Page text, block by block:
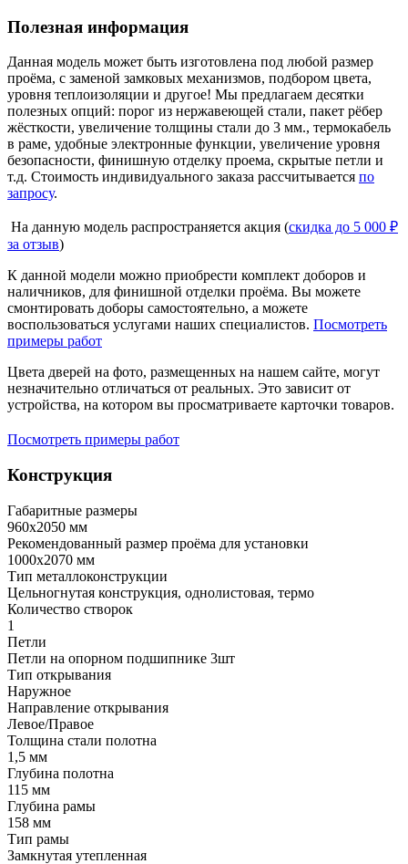
Полезная информация
Данная модель может быть изготовлена под любой размер
проёма, с заменой замковых механизмов, подбором цвета,
уровня теплоизоляции и другое! Мы предлагаем десятки
полезных опций: порог из нержавеющей стали, пакет рёбер
жёсткости, увеличение толщины стали до 3 мм., термокабель
в раме, удобные электронные функции, увеличение уровня
безопасности, финишную отделку проема, скрытые петли и
т.д. Стоимость индивидуального заказа рассчитывается по
запросу.
На данную модель распространяется акция (скидка до 5 000 ₽
за отзыв)
К данной модели можно приобрести комплект доборов и
наличников, для финишной отделки проёма. Вы можете
смонтировать доборы самостоятельно, а можете
воспользоваться услугами наших специалистов. Посмотреть
примеры работ
Цвета дверей на фото, размещенных на нашем сайте, могут
незначительно отличаться от реальных. Это зависит от
устройства, на котором вы просматриваете карточки товаров.
Посмотреть примеры работ
Конструкция
Габаритные размеры
960х2050 мм
Рекомендованный размер проёма для установки
1000х2070 мм
Тип металлоконструкции
Цельногнутая конструкция, однолистовая, термо
Количество створок
1
Петли
Петли на опорном подшипнике 3шт
Тип открывания
Наружное
Направление открывания
Левое/Правое
Толщина стали полотна
1,5 мм
Глубина полотна
115 мм
Глубина рамы
158 мм
Тип рамы
Замкнутая утепленная